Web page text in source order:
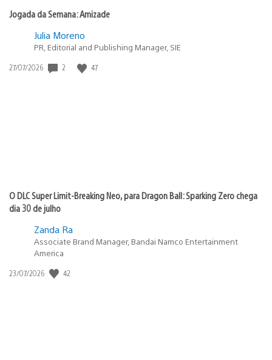
Jogada da Semana: Amizade
Julia Moreno
PR, Editorial and Publishing Manager, SIE
Data
27/07/2026 2 47
O DLC Super Limit-Breaking Neo, para Dragon Ball: Sparking Zero chega
dia 30 de julho
Zanda Ra
Associate Brand Manager, Bandai Namco Entertainment
America
Data
23/07/2026 42